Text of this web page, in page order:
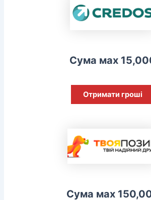
Сума мах
Отримати гроші
Сума мах